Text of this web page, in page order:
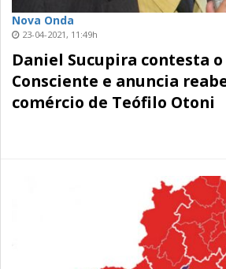
Nova Onda
23-04-2021, 11:49h
Daniel Sucupira contesta
Consciente e anuncia
comércio de Teófilo Otoni